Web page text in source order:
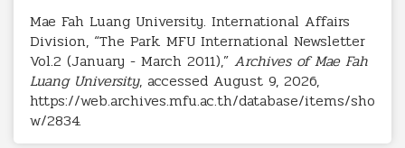
Mae Fah Luang University. International Affairs
Division, “The Park. MFU International Newsletter
Vol.2 (January - March 2011),” Archives of Mae Fah
Luang University, accessed August 9, 2026,
https://web.archives.mfu.ac.th/database/items/sho
w/2834.